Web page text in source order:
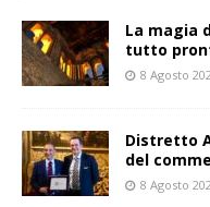
La magia
tutto
8 Agosto
Distretto
del
8 Agosto